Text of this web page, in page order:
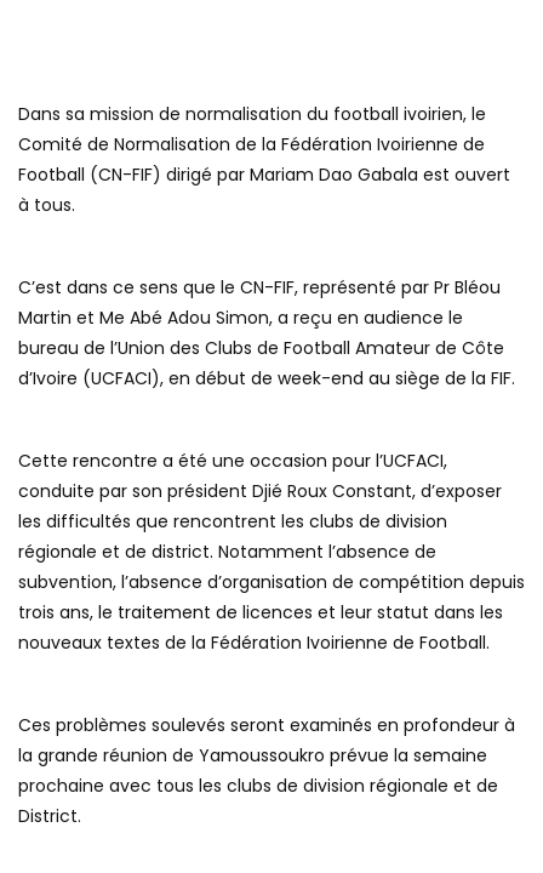
Dans sa mission de normalisation du football ivoirien, le
Comité de Normalisation de la Fédération Ivoirienne de
Football (CN-FIF) dirigé par Mariam Dao Gabala est ouvert
à tous.
C’est dans ce sens que le CN-FIF, représenté par Pr Bléou
Martin et Me Abé Adou Simon, a reçu en audience le
bureau de l’Union des Clubs de Football Amateur de Côte
d’Ivoire (UCFACI), en début de week-end au siège de la FIF.
Cette rencontre a été une occasion pour l’UCFACI,
conduite par son président Djié Roux Constant, d’exposer
les difficultés que rencontrent les clubs de division
régionale et de district. Notamment l’absence de
subvention, l’absence d’organisation de compétition depuis
trois ans, le traitement de licences et leur statut dans les
nouveaux textes de la Fédération Ivoirienne de Football.
Ces problèmes soulevés seront examinés en profondeur à
la grande réunion de Yamoussoukro prévue la semaine
prochaine avec tous les clubs de division régionale et de
District.